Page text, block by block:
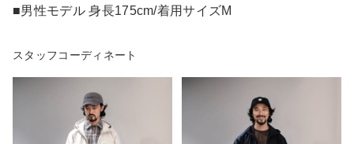
■男性モデル 身長175cm/着用サイズM
スタッフコーディネート